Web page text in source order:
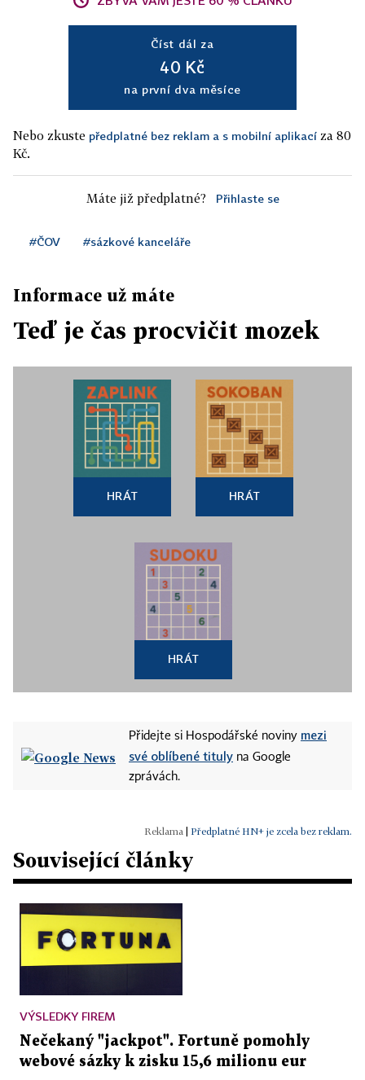
Číst dál za
40 Kč
na první dva měsíce
Nebo zkuste předplatné bez reklam a s mobilní aplikací za 80
Kč.
Máte již předplatné? Přihlaste se
#ČOV #sázkové kanceláře
Informace už máte
Teď je čas procvičit mozek
HRÁT HRÁT
HRÁT
Přidejte si Hospodářské noviny mezi
své oblíbené tituly na Google
zprávách.
Předplatné HN+ je zcela bez reklam.
Související články
VÝSLEDKY FIREM
Nečekaný "jackpot". Fortuně pomohly
webové sázky k zisku 15,6 milionu eur